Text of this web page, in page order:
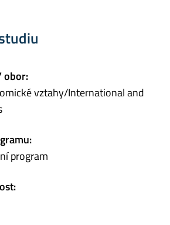
obor:
vztahy/International and
program